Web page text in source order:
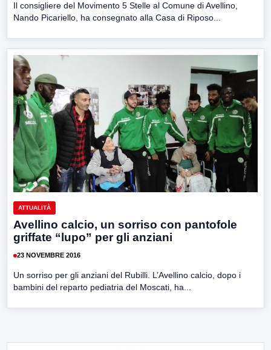
Il consigliere del Movimento 5 Stelle al Comune di Avellino,
Nando Picariello, ha consegnato alla Casa di Riposo...
ATTUALITÀ
Avellino calcio, un sorriso con pantofole
griffate “lupo” per gli anziani
23 NOVEMBRE 2016
Un sorriso per gli anziani del Rubilli. L’Avellino calcio, dopo i
bambini del reparto pediatria del Moscati, ha...